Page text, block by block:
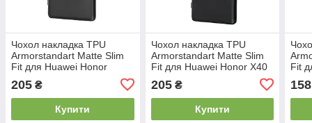
Чохол накладка TPU
Armorstandart Matte Slim
Fit для Huawei Honor
(ARM69394)
205 ₴
Купити
Чохол накладка TPU
Armorstandart Matte Slim
Fit для Huawei Honor X40
(ARM69395)
205₴
Купити
Fit
158